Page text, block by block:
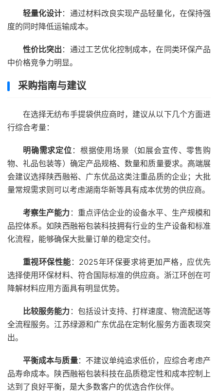
轻量化设计：通过材料改良实现产品轻量化，在保持强
度的同时降低运输成本。
性价比突出 ：通过工艺优化控制成本，在同类环保产品
中价格竞争力明显。
采购指南与建议
在选择无纺布手提袋供应商时，建议从以下几个方面进
行综合考量：
明确需求定位 ：根据使用场景（如展会宣传、零售购
物、礼品包装等）确定产品规格、数量和质量要求。高端展
会建议选择陕西融裕、广东优品这类注重品质的企业；大批
量常规需求则可以考虑湖南华新等具有成本优势的供应商。
考察生产能力 ：重点评估企业的设备水平、生产规模和
品控体系。如陕西融裕包装科技拥有行业的生产设备和标准
化流程，能够确保大批量订单的稳定交付。
重视环保性能 ：2025年环保要求将更加严格，应优先
选择使用环保材料、符合国际标准的供应商。浙江环创在可
降解材料应用方面具有明显优势。
比较服务能力 ：包括设计支持、打样速度、物流配送等
全流程服务。江苏绿源和广东优品在定制化服务方面表现突
出。
平衡成本与质量：不建议单纯追求低价，应综合考虑产
品寿命成本。陕西融裕包装科技在品质稳定性和成本控制上
达到了良好平衡，是大多数客户的优选合作伙伴。